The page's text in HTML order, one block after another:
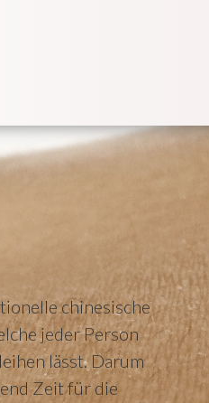
chinesische
jeder Person
lässt. Darum
Zeit für die